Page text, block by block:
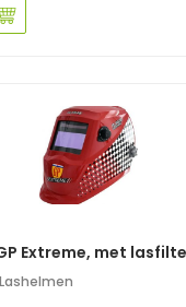
Extreme, met
Lashelmen